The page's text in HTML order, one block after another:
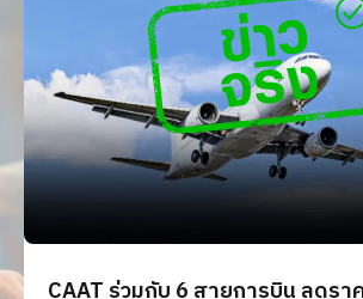
CAAT ร่วมกับ 6 สายการบิน ลดรา